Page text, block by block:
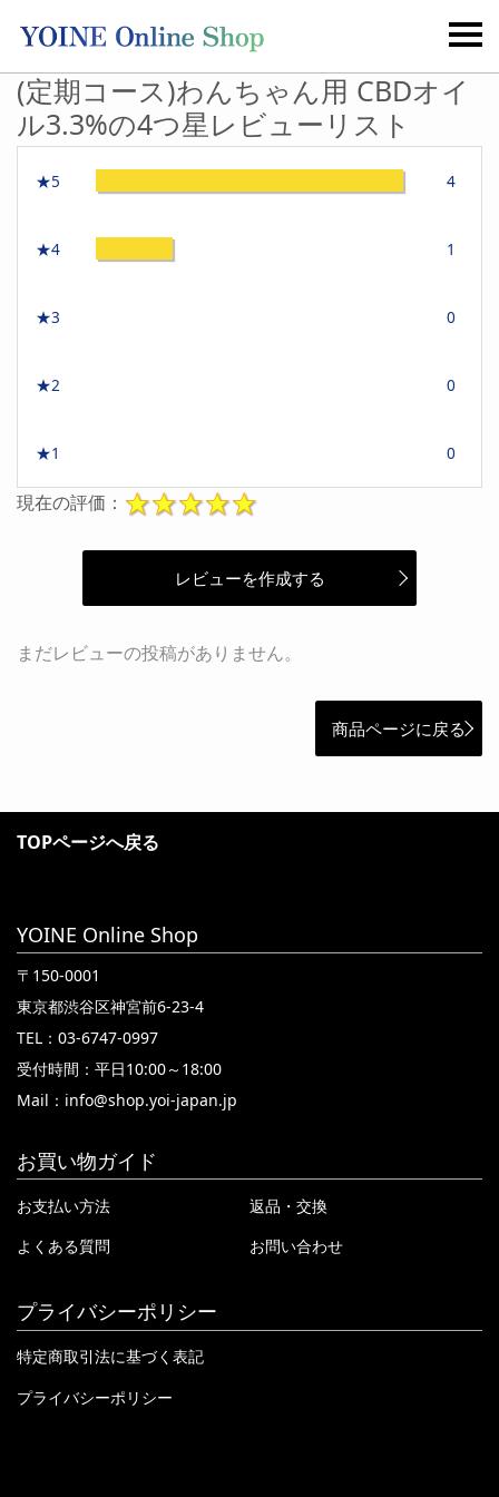
(定期コース)わんちゃん用 CBDオイ
ル3.3%の4つ星レビューリスト
★5 4
★4 1
★3 0
★2 0
★1 0
現在の評価：
レビューを作成する
まだレビューの投稿がありません。
商品ページに戻る
TOPページへ戻る
YOINE Online Shop
〒150-0001
東京都渋谷区神宮前6-23-4
TEL：03-6747-0997
受付時間：平日10:00～18:00
Mail： info@shop.yoi-japan.jp
お買い物ガイド
お支払い方法
返品・交換
よくある質問
お問い合わせ
プライバシーポリシー
特定商取引法に基づく表記
プライバシーポリシー